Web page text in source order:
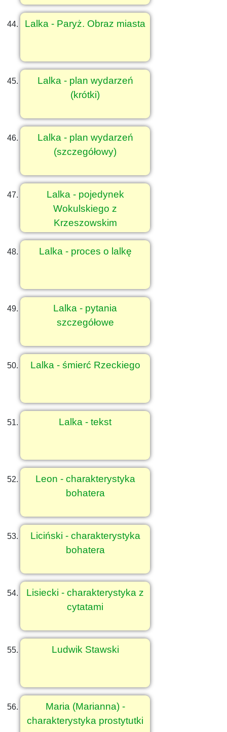
Lalka - Paryż. Obraz miasta
Lalka - plan wydarzeń
(krótki)
Lalka - plan wydarzeń
(szczegółowy)
Lalka - pojedynek
Wokulskiego z
Krzeszowskim
Lalka - proces o lalkę
Lalka - pytania
szczegółowe
Lalka - śmierć Rzeckiego
Lalka - tekst
Leon - charakterystyka
bohatera
Liciński - charakterystyka
bohatera
Lisiecki - charakterystyka z
cytatami
Ludwik Stawski
Maria (Marianna) -
charakterystyka prostytutki